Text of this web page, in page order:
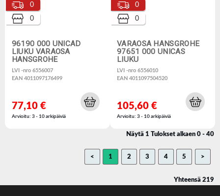
96190 000 UNICAD
LIUKU VARAOSA
HANSGROHE
LVI -nro 6556007
EAN 4011097176499
0
0
77,10 €
Arvioitu: 3 - 10 arkipäiviä
VARAOSA HANSGROHE
97651 000 UNICAS
LIUKU
LVI -nro 6556010
EAN 4011097504520
0
0
105,60 €
Arvioitu: 3 - 10 arkipäiviä
Näytä 1 Tulokset alkaen 0 - 40
< 1 2 3 4 5 >
Yhteensä 219